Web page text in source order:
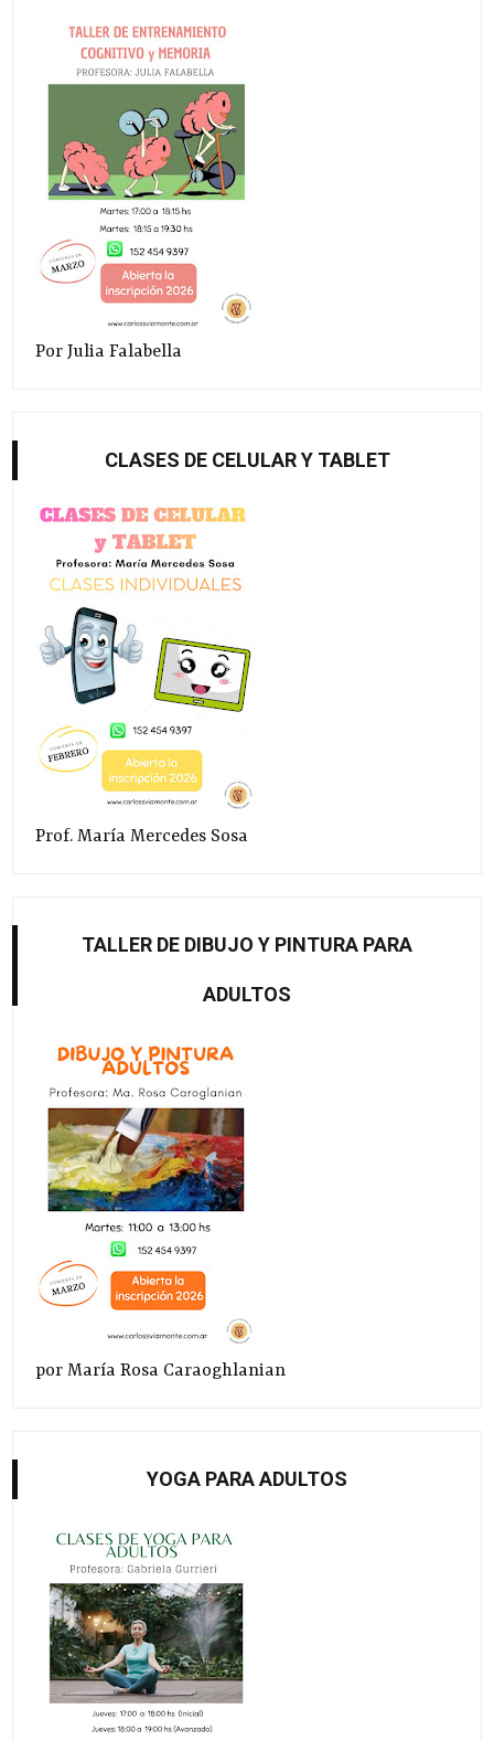
Por Julia Falabella
CLASES DE CELULAR Y TABLET
Prof. María Mercedes Sosa
TALLER DE DIBUJO Y PINTURA PARA
ADULTOS
por María Rosa Caraoghlanian
YOGA PARA ADULTOS